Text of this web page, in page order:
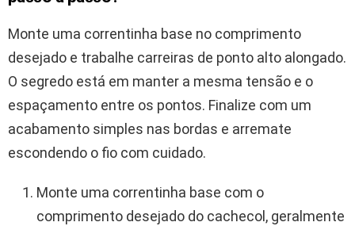
Monte uma correntinha base no comprimento
desejado e trabalhe carreiras de ponto alto alongado.
O segredo está em manter a mesma tensão e o
espaçamento entre os pontos. Finalize com um
acabamento simples nas bordas e arremate
escondendo o fio com cuidado.
Monte uma correntinha base com o
comprimento desejado do cachecol, geralmente